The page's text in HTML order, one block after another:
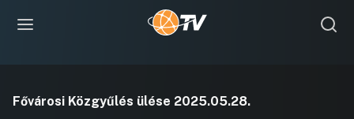
Fővárosi Közgyűlés ülése 2025.05.28.